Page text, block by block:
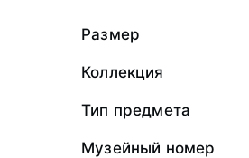
Размер
Коллекция
Тип предмета
Музейный номер